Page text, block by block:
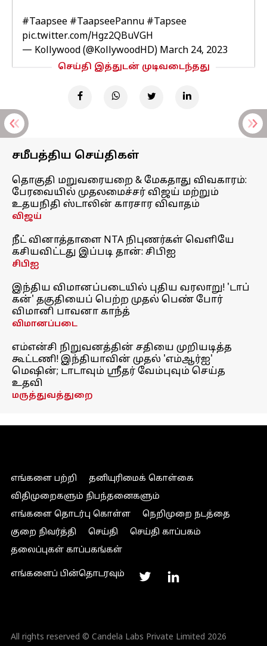
#Taapsee #TaapseePannu #Tapsee
pic.twitter.com/Hgz2QBuVGH
— Kollywood (@KollywoodHD) March 24, 2023
செய்தி இத்துடன் முடிவடைந்தது
சமீபத்திய செய்திகள்
தொகுதி மறுவரையறை & மேகதாது விவகாரம்:
பேரவையில் முதலமைச்சர் விஜய் மற்றும்
உதயநிதி ஸ்டாலின் காரசார விவாதம்
விஜய்
நீட் வினாத்தாளை NTA நிபுணர்கள் வெளியே
கசியவிட்டது இப்படி தான்: சிபிஐ
சிபிஐ
இந்திய விமானப்படையில் புதிய வரலாறு! 'டாப்
கன்' தகுதியைப் பெற்ற முதல் பெண் போர்
விமானி பாவனா காந்த்
விமானப்படை
எம்என்சி நிறுவனத்தின் சதியை முறியடித்த
கூட்டணி! இந்தியாவின் முதல் 'எம்ஆர்ஐ'
மெஷின்; டாடாவும் ஸ்ரீதர் வேம்புவும் செய்த
உதவி
மருத்துவத்துறை
எங்களை பற்றி
தனியுரிமைக் கொள்கை
விதிமுறைகளும் நிபந்தனைகளும்
எங்களை தொடர்பு கொள்ள
நெறிமுறை நடத்தை
குறை நிவர்த்தி
செய்தி
செய்தி காப்பகம்
தலைப்புகள் காப்பகங்கள்
எங்களைப் பின்தொடரவும்
All rights reserved © Candela Labs Private Limited 2026